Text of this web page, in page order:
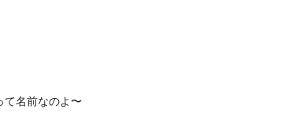
て名前なのよ〜